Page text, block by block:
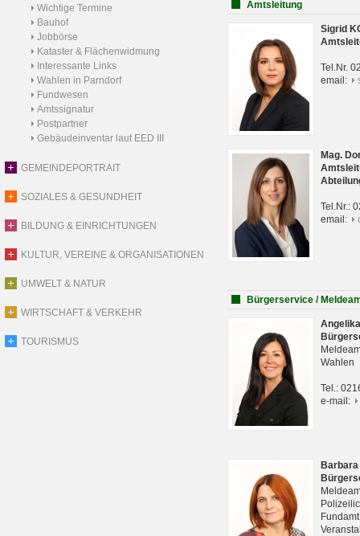
Wichtige Termine
Bauhof
Jobbörse
Kataster & Flächenwidmung
Interessante Links
Wahlen in Parndorf
Fundwesen
Amtssignatur
Postpartner
Gebäudeinventar laut EED III
GEMEINDEPORTRAIT
SOZIALES & GESUNDHEIT
BILDUNG & EINRICHTUNGEN
KULTUR, VEREINE & ORGANISATIONEN
UMWELT & NATUR
WIRTSCHAFT & VERKEHR
TOURISMUS
Amtsleitung
Sigrid
Tel.Nr.
email:
Mag.
Tel.Nr.:
email:
Bürgerservice /
Wahlen
Tel.:
e-mail: